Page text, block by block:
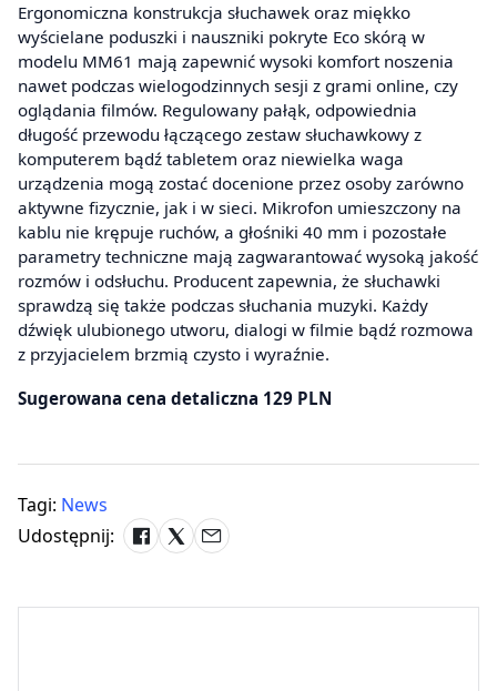
Ergonomiczna konstrukcja słuchawek oraz miękko
wyścielane poduszki i nauszniki pokryte Eco skórą w
modelu MM61 mają zapewnić wysoki komfort noszenia
nawet podczas wielogodzinnych sesji z grami online, czy
oglądania filmów. Regulowany pałąk, odpowiednia
długość przewodu łączącego zestaw słuchawkowy z
komputerem bądź tabletem oraz niewielka waga
urządzenia mogą zostać docenione przez osoby zarówno
aktywne fizycznie, jak i w sieci. Mikrofon umieszczony na
kablu nie krępuje ruchów, a głośniki 40 mm i pozostałe
parametry techniczne mają zagwarantować wysoką jakość
rozmów i odsłuchu. Producent zapewnia, że słuchawki
sprawdzą się także podczas słuchania muzyki. Każdy
dźwięk ulubionego utworu, dialogi w filmie bądź rozmowa
z przyjacielem brzmią czysto i wyraźnie.
Sugerowana cena detaliczna 129 PLN
Tagi: News
Udostępnij: